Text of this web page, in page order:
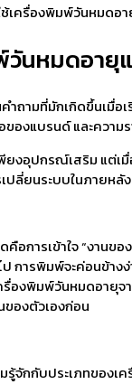
วันหมดอายุ
ำถามที่มักเกิดขึ้นเมื่
งแบรนด์ และความ
งอุปกรณ์เสริม แต่เ
ปลี่ยนระบบในภายหลัง
การเข้าใจ “งานข
การพิมพ์จะค่อนข้า
องพิมพ์วันหมดอายุ
ของตัวเองก่อน
รู้จักกับประเภทขอ